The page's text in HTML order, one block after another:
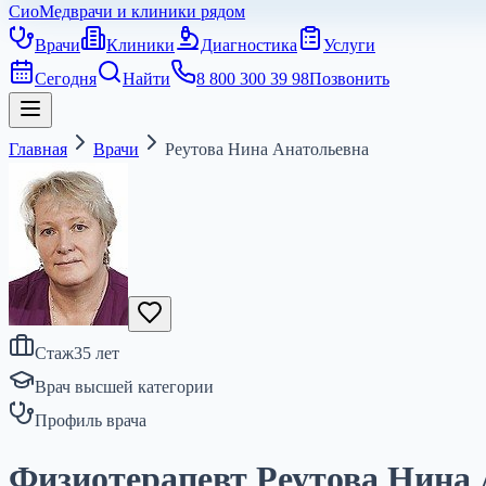
СиоМедврачи и клиники рядом
Врачи
Клиники Диагностика
Услуги
Сегодня
Найти 8 800 300 39 98Позвонить
Главная Врачи Реутова Нина Анатольевна
Стаж35 лет
Врач высшей категории
Профиль врача